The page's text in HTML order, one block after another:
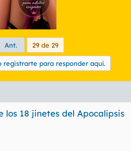
Ant. 29 de 29
registrarte para responder aquí.
los 18 jinetes del Apocalipsis